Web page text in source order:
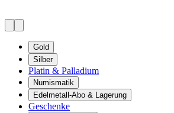
Gold
Silber
Platin & Palladium
Numismatik
Edelmetall-Abo & Lagerung
Geschenke